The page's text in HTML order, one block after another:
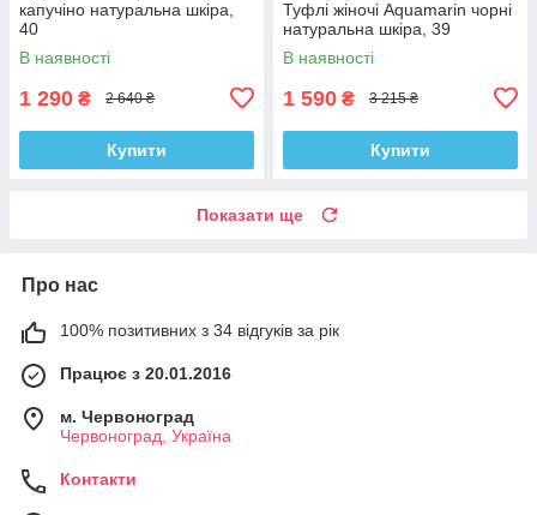
капучіно натуральна шкіра,
40
В наявності
1 290 ₴ 2 640 ₴
Купити
Туфлі жіночі Aquamarin чорні
натуральна шкіра, 39
В наявності
1 590 ₴ 3 215 ₴
Купити
Показати ще
Про нас
100% позитивних з 34 відгуків за рік
Працює з 20.01.2016
м. Червоноград
Червоноград, Україна
Контакти